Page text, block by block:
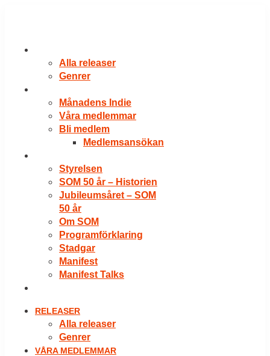
Alla releaser
Genrer
Månadens Indie
Våra medlemmar
Bli medlem
Medlemsansökan
Styrelsen
SOM 50 år – Historien
Jubileumsåret – SOM
50 år
Om SOM
Programförklaring
Stadgar
Manifest
Manifest Talks
RELEASER
Alla releaser
Genrer
VÅRA MEDLEMMAR